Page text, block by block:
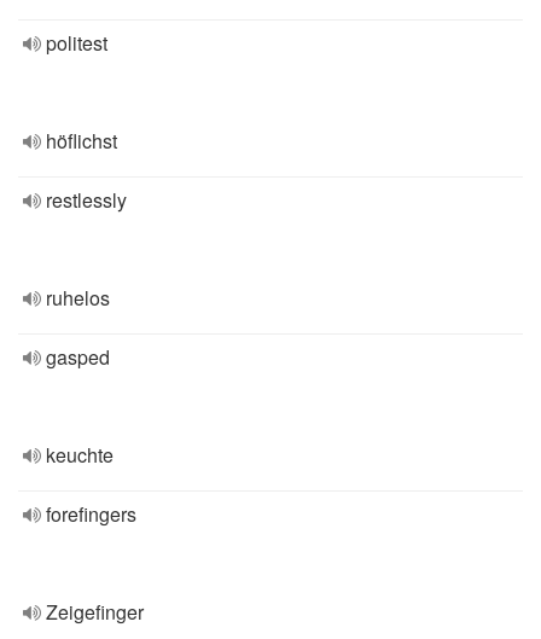
politest
höflichst
restlessly
ruhelos
gasped
keuchte
forefingers
Zeigefinger